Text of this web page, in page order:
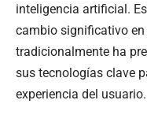
inteligencia artificial.
cambio significativo
tradicionalmente ha
sus tecnologías clave
experiencia del usuario.